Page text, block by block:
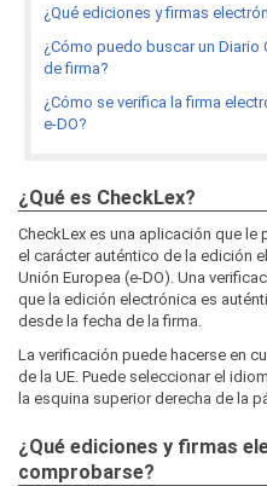
¿Qué ediciones y firmas
¿Cómo puedo buscar un
de firma?
¿Cómo se verifica la firma
e-DO?
¿Qué es CheckLex?
CheckLex es una aplicación que le
el carácter auténtico de la edición
Unión Europea (e-DO). Una
que la edición electrónica es
desde la fecha de la firma.
La verificación puede hacerse en
de la UE. Puede seleccionar el
la esquina superior derecha de la
¿Qué ediciones y firmas
comprobarse?